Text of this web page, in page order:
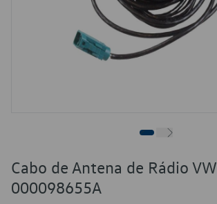
Cabo de Antena de Rádio VW
000098655A